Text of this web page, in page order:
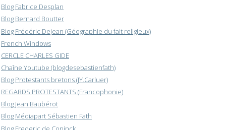
Blog Fabrice Desplan
Blog Bernard Boutter
Blog Frédéric Dejean (Géographie du fait religieux)
French Windows
CERCLE CHARLES GIDE
Chaîne Youtube (blogdesebastienfath)
Blog Protestants bretons (JY.Carluer)
REGARDS PROTESTANTS (Francophonie)
Blog Jean Baubérot
Blog Médiapart Sébastien Fath